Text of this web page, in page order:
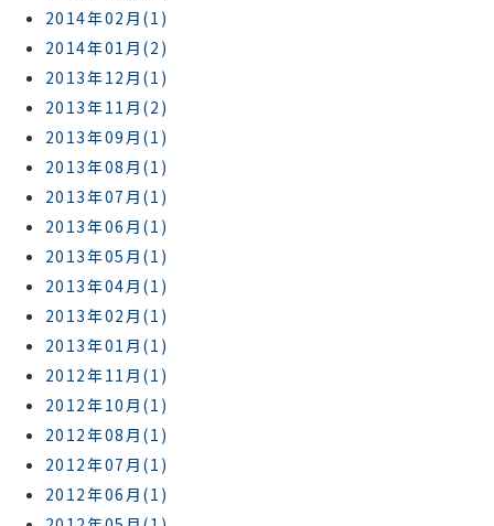
2014年02月(1)
2014年01月(2)
2013年12月(1)
2013年11月(2)
2013年09月(1)
2013年08月(1)
2013年07月(1)
2013年06月(1)
2013年05月(1)
2013年04月(1)
2013年02月(1)
2013年01月(1)
2012年11月(1)
2012年10月(1)
2012年08月(1)
2012年07月(1)
2012年06月(1)